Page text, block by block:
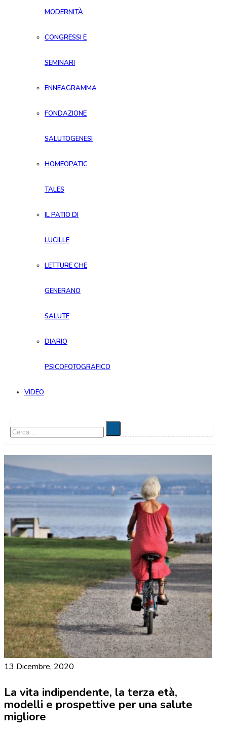
MODERNITÀ
CONGRESSI E
SEMINARI
ENNEAGRAMMA
FONDAZIONE
SALUTOGENESI
HOMEOPATIC
TALES
IL PATIO DI
LUCILLE
LETTURE CHE
GENERANO
SALUTE
DIARIO
PSICOFOTOGRAFICO
VIDEO
Cerca
13 Dicembre, 2020
La vita indipendente, la terza età,
modelli e prospettive per una salute
migliore